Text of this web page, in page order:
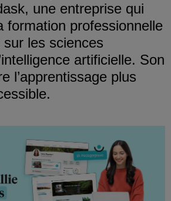
une entreprise qui
formation professionnelle
sur les sciences
artificielle. Son
l’apprentissage plus